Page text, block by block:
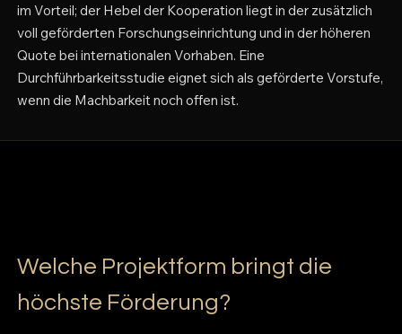
im Vorteil; der Hebel der Kooperation liegt in der zusätzlich
voll geförderten Forschungseinrichtung und in der höheren
Quote bei internationalen Vorhaben. Eine
Durchführbarkeitsstudie eignet sich als geförderte Vorstufe,
wenn die Machbarkeit noch offen ist.
Welche Projektform bringt die
höchste Förderung?